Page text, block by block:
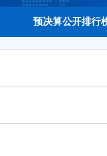
预决算公开排行